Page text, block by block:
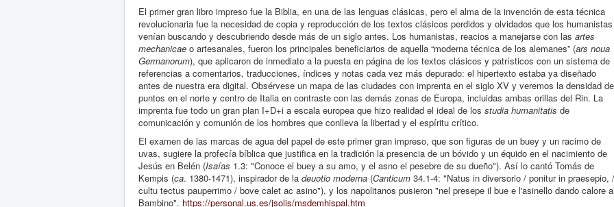
El primer gran libro impreso fue la Biblia, en una de las lenguas clásicas, pero el alma de la invención de esta técnica
revolucionaria fue la necesidad de copia y reproducción de los textos clásicos perdidos y olvidados que los humanistas
venían buscando y descubriendo desde más de un siglo antes. Los humanistas, reacios a manejarse con las artes
mechanicae o artesanales, fueron los principales beneficiarios de aquella “moderna técnica de los alemanes” (ars noua
Germanorum), que aplicaron de inmediato a la puesta en página de los textos clásicos y patrísticos con un sistema de
referencias a comentarios, traducciones, índices y notas cada vez más depurado: el hipertexto estaba ya diseñado
antes de nuestra era digital. Obsérvese un mapa de las ciudades con imprenta en el siglo XV y veremos la densidad de
puntos en el norte y centro de Italia en contraste con las demás zonas de Europa, incluidas ambas orillas del Rin. La
imprenta fue todo un gran plan I+D+i a escala europea que hizo realidad el ideal de los studia humanitatis de
comunicación y comunión de los hombres que conlleva la libertad y el espíritu crítico.
El examen de las marcas de agua del papel de este primer gran impreso, que son figuras de un buey y un racimo de
uvas, sugiere la profecía bíblica que justifica en la tradición la presencia de un bóvido y un équido en el nacimiento de
Jesús en Belén (Isaías 1.3: "Conoce el buey a su amo, y el asno el pesebre de su dueño"). Así lo cantó Tomás de
Kempis (ca. 1380-1471), inspirador de la deuotio moderna (Canticum 34.1-4: "Natus in diversorio / ponitur in praesepio, /
cultu tectus pauperrimo / bove calet ac asino"), y los napolitanos pusieron "nel presepe il bue e l'asinello dando calore al
Bambino". https://personal.us.es/jsolis/msdemhispal.htm